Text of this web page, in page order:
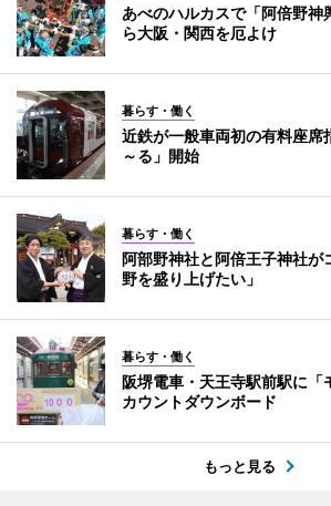
あべのハルカスで「阿倍野
ら大阪・関西を厄よけ
暮らす・働く
近鉄が一般車両初の有料座席
～る」開始
暮らす・働く
阿部野神社と阿倍王子神社
野を盛り上げたい」
暮らす・働く
阪堺電車・天王寺駅前駅に
カウントダウンボード
もっと見る